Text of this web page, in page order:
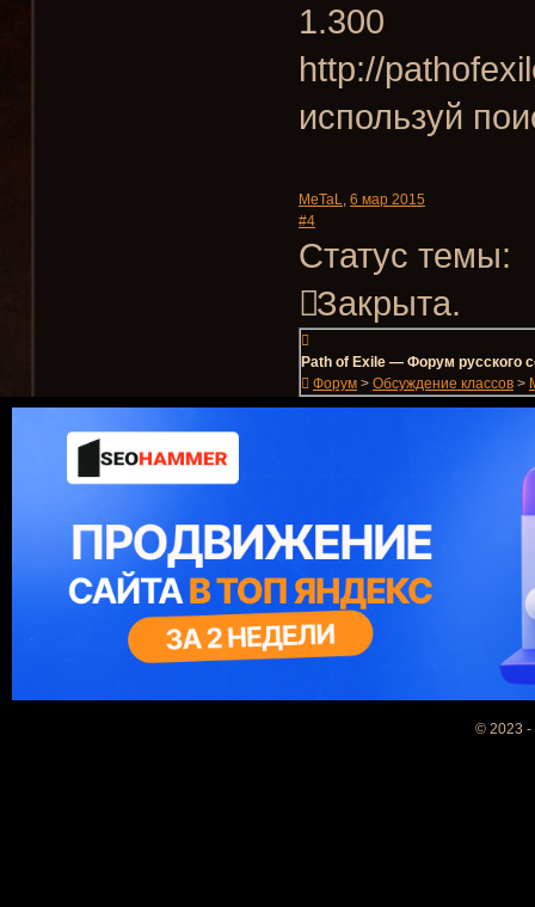
1.300
http://
используй
MeTaL, 6 мар 2015
#4
Статус темы:
Закрыта.
Path of Exile — Форум русского
Форум > Обсуждение классов >
© 2023 -